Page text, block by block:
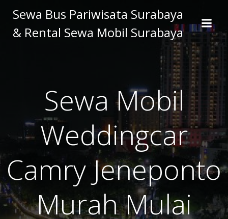
to
content
Sewa Bus Pariwisata Surabaya
& Rental Sewa Mobil Surabaya
Sewa Mobil
Weddingcar
Camry Jeneponto
Murah Mulai